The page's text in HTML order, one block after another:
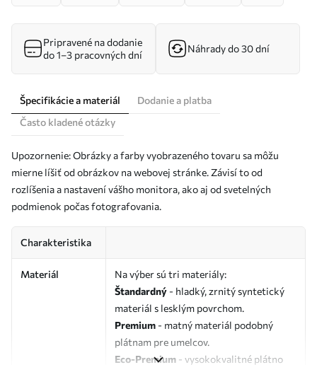
Pripravené na dodanie
do 1–3 pracovných dní
Náhrady do 30 dní
Špecifikácie a materiál
Dodanie a platba
Často kladené otázky
Upozornenie: Obrázky a farby vyobrazeného tovaru sa môžu
mierne líšiť od obrázkov na webovej stránke. Závisí to od
rozlíšenia a nastavení vášho monitora, ako aj od svetelných
podmienok počas fotografovania.
Charakteristika
Materiál
Na výber sú tri materiály:
Štandardný - hladký, zrnitý syntetický
materiál s lesklým povrchom.
Premium - matný materiál podobný
plátnam pre umelcov.
Eco-Premium - vysokokvalitné plátno